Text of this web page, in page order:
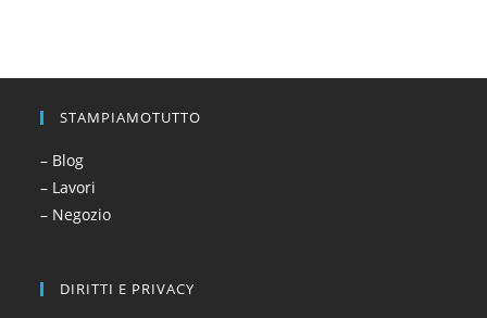
STAMPIAMOTUTTO
– Blog
– Lavori
– Negozio
DIRITTI E PRIVACY